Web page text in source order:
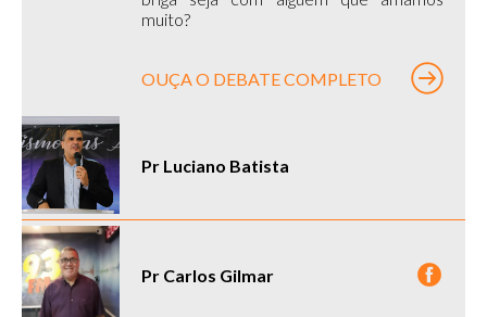
muito?
OUÇA O DEBATE COMPLETO
Pr Luciano Batista
Pr Carlos Gilmar